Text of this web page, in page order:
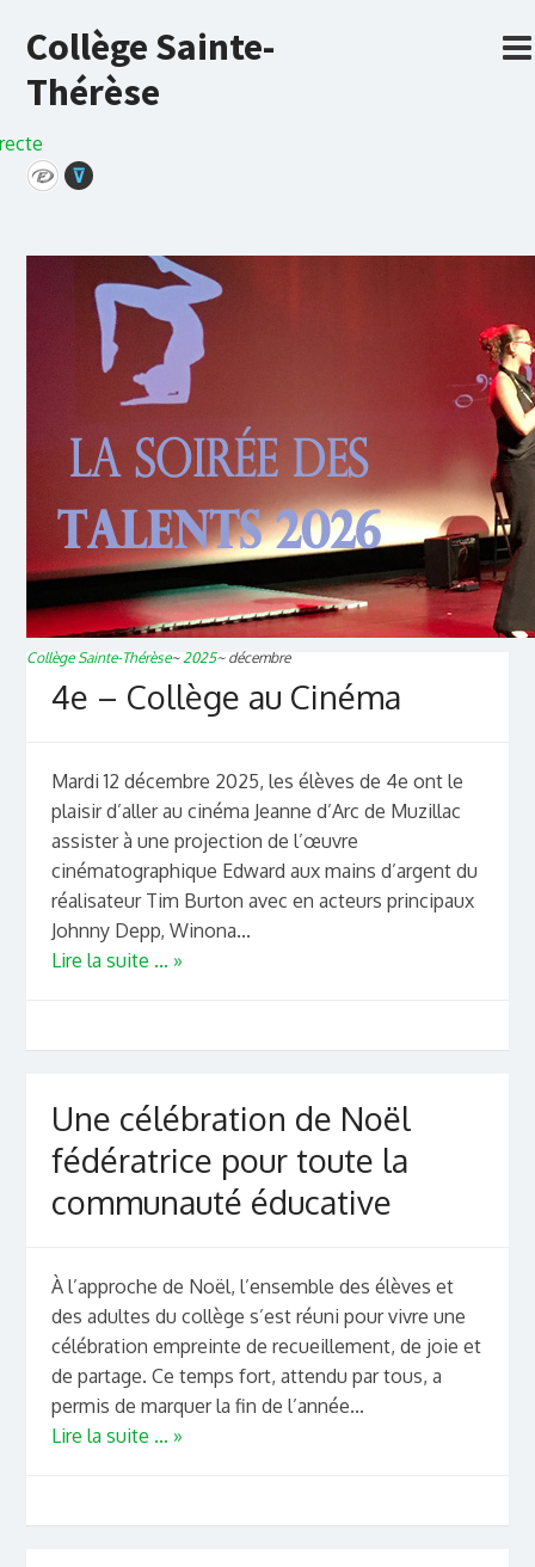
Collège Sainte-
Thérèse
⊽
Collège Sainte-Thérèse~ 2025~ décembre
4e – Collège au Cinéma
Mardi 12 décembre 2025, les élèves de 4e ont le
plaisir d’aller au cinéma Jeanne d’Arc de Muzillac
assister à une projection de l’œuvre
cinématographique Edward aux mains d’argent du
réalisateur Tim Burton avec en acteurs principaux
Johnny Depp, Winona...
Lire la suite ... »
Une célébration de Noël
fédératrice pour toute la
communauté éducative
À l’approche de Noël, l’ensemble des élèves et
des adultes du collège s’est réuni pour vivre une
célébration empreinte de recueillement, de joie et
de partage. Ce temps fort, attendu par tous, a
permis de marquer la fin de l’année...
Lire la suite ... »